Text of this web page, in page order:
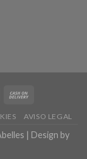
AVISO LEGAL
| Design by